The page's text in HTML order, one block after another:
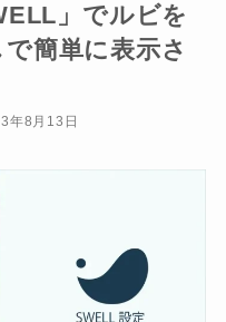
」でルビを
簡単に表示さ
年8月13日